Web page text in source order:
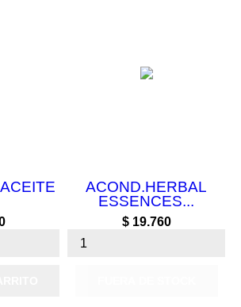
ACOND.HERBAL
ESSENCES...
Precio
$ 19.760